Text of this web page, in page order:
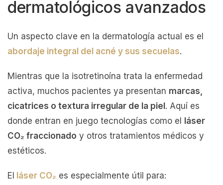
dermatológicos avanzados
Un aspecto clave en la dermatología actual es el
abordaje integral del acné y sus secuelas.
Mientras que la isotretinoína trata la enfermedad
activa, muchos pacientes ya presentan marcas,
cicatrices o textura irregular de la piel . Aquí es
donde entran en juego tecnologías como el
láser
CO₂ fraccionado y otros tratamientos médicos y
estéticos.
El láser CO₂ es especialmente útil para: